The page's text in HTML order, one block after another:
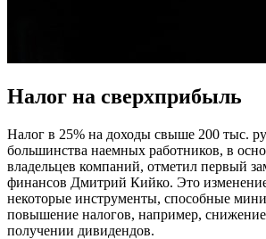
Налог на сверхприбыль
Налог в 25% на доходы свыше 200 тыс.
большинства наемных работников, в
владельцев компаний, отметил первый
финансов Дмитрий Кийко. Это
некоторые инструменты, способные
повышение налогов, например, снижение
получении дивидендов.